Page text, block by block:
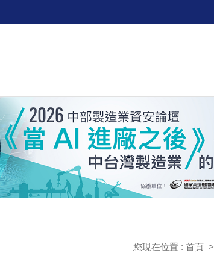
您現在位置 : 首頁 >